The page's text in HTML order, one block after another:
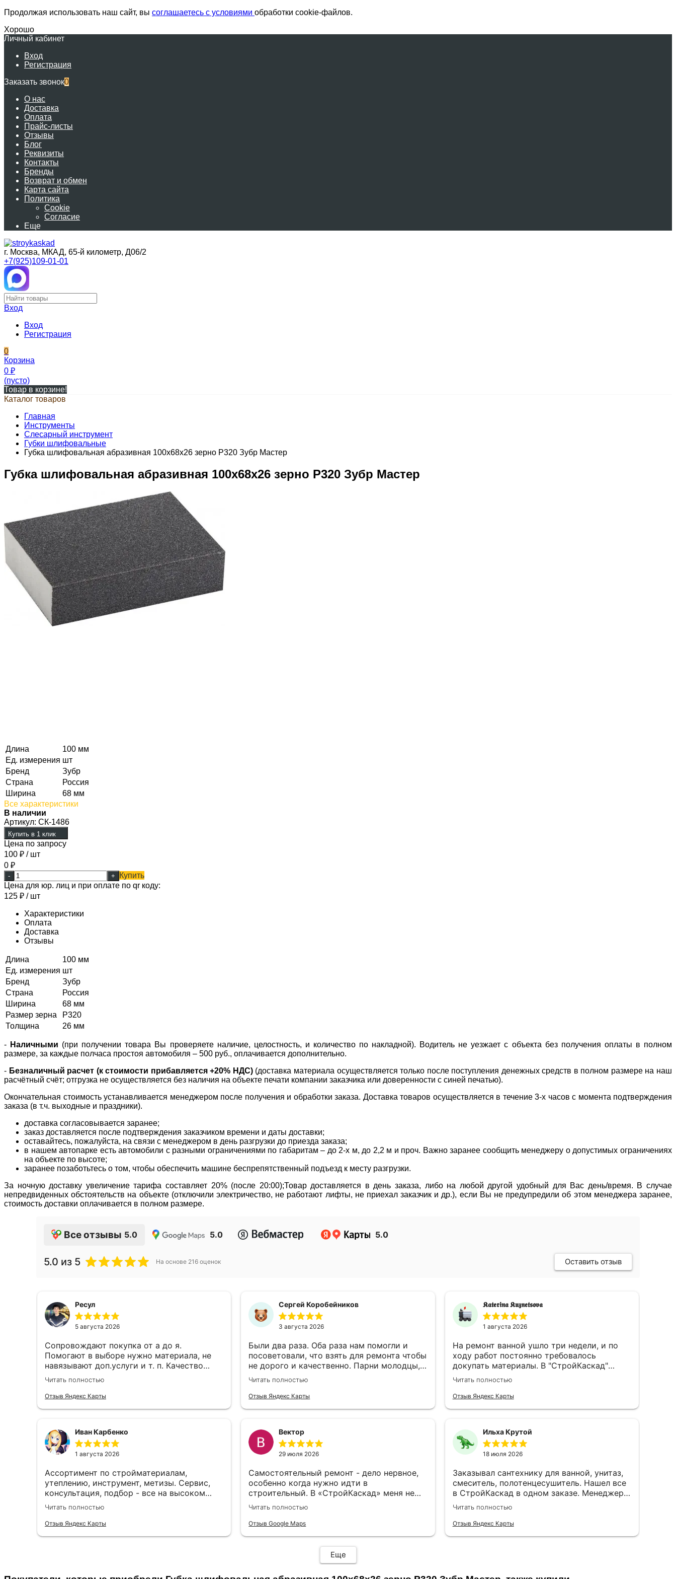
Продолжая использовать наш сайт, вы соглашаетесь с условиями обработки cookie-файлов.
Хорошо
Личный кабинет
Вход
Регистрация
Заказать звонок0
О нас
Доставка
Оплата
Прайс-листы
Отзывы
Блог
Реквизиты
Контакты
Бренды
Возврат и обмен
Карта сайта
Политика
Cookie
Согласие
Еще
г. Москва, МКАД, 65-й километр, Д06/2
+7(925)109-01-01
Вход
Вход
Регистрация
0
Корзина
0 ₽
(пусто)
Товар в корзине!
Каталог товаров
Главная
Инструменты
Слесарный инструмент
Губки шлифовальные
Губка шлифовальная абразивная 100х68х26 зерно Р320 Зубр Мастер
Губка шлифовальная абразивная 100х68х26 зерно Р320 Зубр Мастер
Длина
100 мм
Ед. измерения шт
Бренд
Зубр
Страна
Россия
Ширина
68 мм
Все характеристики
В наличии
Артикул: СК-1486
Купить в 1 клик
Цена по запросу
100 ₽ / шт
0 ₽
- +
Купить
Цена для юр. лиц и при оплате по qr коду:
125 ₽ / шт
Характеристики
Оплата
Доставка
Отзывы
Длина
100 мм
Ед. измерения шт
Бренд
Зубр
Страна
Россия
Ширина
68 мм
Размер зерна
Р320
Толщина
26 мм
- Наличными (при получении товара Вы проверяете наличие, целостность, и количество по накладной). Водитель не уезжает с объекта без получения оплаты в полном
размере, за каждые полчаса простоя автомобиля – 500 руб., оплачивается дополнительно.
- Безналичный расчет (к стоимости прибавляется +20% НДС) (доставка материала осуществляется только после поступления денежных средств в полном размере на наш
расчётный счёт; отгрузка не осуществляется без наличия на объекте печати компании заказчика или доверенности с синей печатью).
Окончательная стоимость устанавливается менеджером после получения и обработки заказа. Доставка товаров осуществляется в течение 3-х часов с момента подтверждения
заказа (в т.ч. выходные и праздники).
доставка согласовывается заранее;
заказ доставляется после подтверждения заказчиком времени и даты доставки;
оставайтесь, пожалуйста, на связи с менеджером в день разгрузки до приезда заказа;
в нашем автопарке есть автомобили с разными ограничениями по габаритам – до 2-х м, до 2,2 м и проч. Важно заранее сообщить менеджеру о допустимых ограничениях
на объекте по высоте;
заранее позаботьтесь о том, чтобы обеспечить машине беспрепятственный подъезд к месту разгрузки.
За ночную доставку увеличение тарифа составляет 20% (после 20:00);Товар доставляется в день заказа, либо на любой другой удобный для Вас день/время. В случае
непредвиденных обстоятельств на объекте (отключили электричество, не работают лифты, не приехал заказчик и др.), если Вы не предупредили об этом менеджера заранее,
стоимость доставки оплачивается в полном размере.
Все отзывы 5.0 5.0 5.0
5.0 из 5 На основе 216 оценок Оставить отзыв
Ресул
5 августа 2026
Сопровождают покупка от а до я.
Помогают в выборе нужно материала, не
навязывают доп.услуги и т. п. Качество
работы, ценами и качеством продукции
доволен!
Читать полностью
Отзыв Яндекс Карты
Сергей Коробейников
3 августа 2026
Были два раза. Оба раза нам помогли и
посоветовали, что взять для ремонта чтобы
не дорого и качественно. Парни молодцы,
чуть не экскурсию провели по магазину)
Цены тоже нормальные
Читать полностью
Отзыв Яндекс Карты
𝕶𝖆𝖙𝖊𝖗𝖎𝖓𝖆 𝕶𝖚𝖟𝖓𝖊𝖙𝖘𝖔𝖛𝖆
1 августа 2026
На ремонт ванной ушло три недели, и по
ходу работ постоянно требовалось
докупать материалы. В "СтройКаскад"
менеджеры быстро находили всё
необходимое, а однажды даже доходчиво
объяснили, какую грунтовку выбрать для
ведении ремонта.
Читать полностью
Отзыв Яндекс Карты
Иван Карбенко
1 августа 2026
Ассортимент по стройматериалам,
утеплению, инструмент, метизы. Сервис,
консультация, подбор - все на высоком
уровне. Рекомендую. Отличный магазин для
строительства и ремонта.
Читать полностью
Отзыв Яндекс Карты
Вектор
29 июля 2026
Самостоятельный ремонт - дело нервное,
особенно когда нужно идти в
строительный. В «СтройКаскад» меня не
стали судить за неопытность, а просто
объяснили, что и как лучше выбрать.
Читать полностью
Отзыв Google Maps
Ильха Крутой
18 июля 2026
Заказывал сантехнику для ванной, унитаз,
смеситель, полотенцесушитель. Нашел все
в СтройКаскад в одном заказе. Менеджер
помог разобраться с совместимостью
смесителя и душевой стойки, оказывается,
там есть нюансы которые я бы сам не
Читать полностью
Отзыв Яндекс Карты
Еще